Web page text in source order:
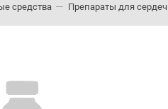
средства Препараты для